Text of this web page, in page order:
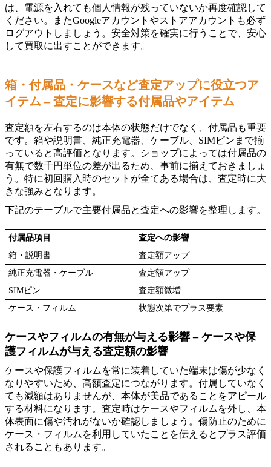
は、電源を入れても個人情報が残っていないか再度確認して
ください。またGoogleアカウントやストアアカウントも必ず
ログアウトしましょう。安全対策を確実に行うことで、安心
して買取に出すことができます。
箱・付属品・ケースなど査定アップに役立つア
イテム – 査定に影響する付属品やアイテム
査定額を左右するのは本体の状態だけでなく、付属品も重要
です。箱や説明書、純正充電器、ケーブル、SIMピンまで揃
っていると高評価となります。ショップによっては付属品の
有無で数千円単位の差が出るため、事前に揃えておきましょ
う。特に初回購入時のセットが全てある場合は、査定時に大
きな強みとなります。
下記のテーブルで主要付属品と査定への影響を整理します。
付属品項目
査定への影響
箱・説明書
査定額アップ
純正充電器・ケーブル
査定額アップ
SIMピン
査定額微増
ケース・フィルム
状態次第でプラス要素
ケースやフィルムの有無が与える影響 – ケースや保
護フィルムが与える査定額の影響
ケースや保護フィルムを常に装着していた端末は傷が少なく
なりやすいため、高額査定につながります。付属していなく
ても減額はありませんが、本体が美品であることをアピール
する材料になります。査定時はケースやフィルムを外し、本
体表面に傷や汚れがないか確認しましょう。傷防止のために
ケース・フィルムを利用していたことを伝えるとプラス評価
されることもあります。